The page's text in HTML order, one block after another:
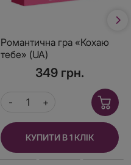
Романтична гра «Кохаю
тебе» (UA)
349 грн.
КУПИТИ В 1 КЛІК